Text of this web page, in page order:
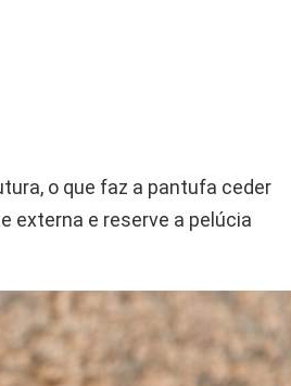
o que faz a pantufa ceder
externa e reserve a pelúcia